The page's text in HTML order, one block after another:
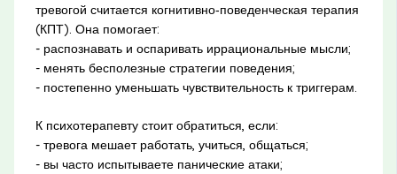
тревогой считается когнитивно‑поведенческая терапия
(КПТ). Она помогает:
- распознавать и оспаривать иррациональные мысли;
- менять бесполезные стратегии поведения;
- постепенно уменьшать чувствительность к триггерам.
К психотерапевту стоит обратиться, если:
- тревога мешает работать, учиться, общаться;
- вы часто испытываете панические атаки;